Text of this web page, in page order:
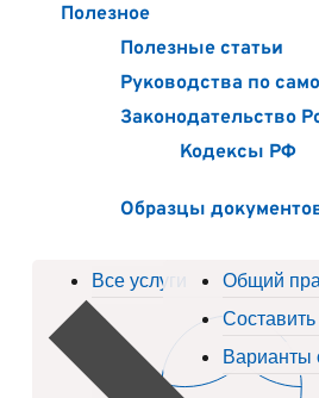
Все услуги
Общий
Составить
Варианты
Полезное
Полезные статьи
Руководства по
Законодательство
Кодексы РФ
Образцы